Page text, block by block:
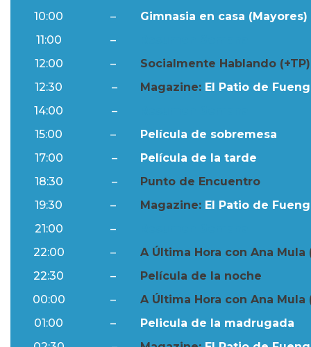
10:00
–
Gimnasia en casa (Mayores)
11:00
–
12:00
–
Socialmente Hablando (+TP)
12:30
– Magazine: El Patio de
14:00
–
15:00
–
Película de sobremesa
17:00
–
Película de la tarde
18:30
–
Punto de Encuentro
19:30
– Magazine: El Patio de
21:00
–
22:00
–
A Última Hora con Ana Mula
22:30
–
Película de la noche
00:00
–
A Última Hora con Ana Mula
01:00
–
Pelicula de la madrugada